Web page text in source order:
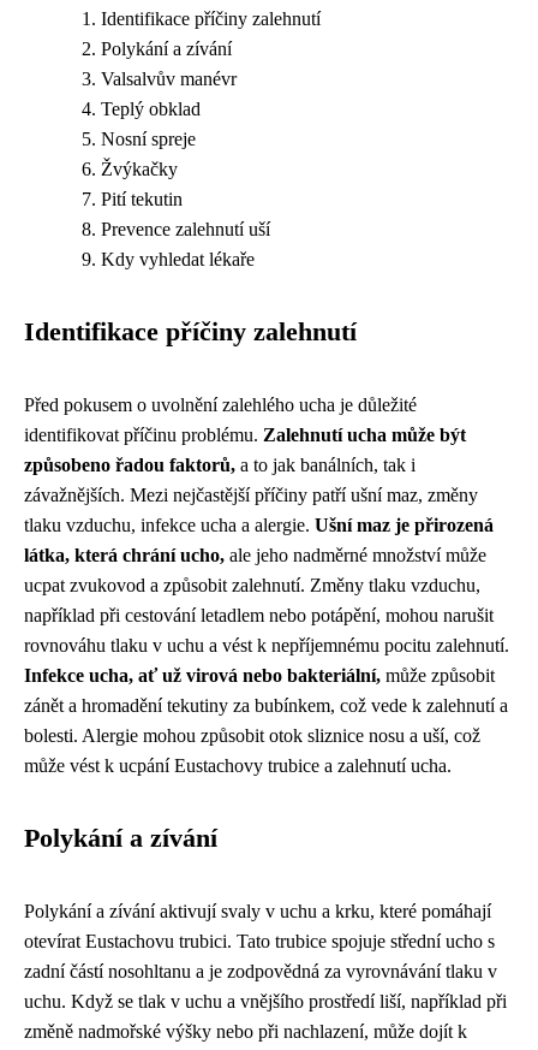
Identifikace příčiny zalehnutí
Polykání a zívání
Valsalvův manévr
Teplý obklad
Nosní spreje
Žvýkačky
Pití tekutin
Prevence zalehnutí uší
Kdy vyhledat lékaře
Identifikace příčiny zalehnutí
Před pokusem o uvolnění zalehlého ucha je důležité
identifikovat příčinu problému. Zalehnutí ucha může být
způsobeno řadou faktorů, a to jak banálních, tak i
závažnějších. Mezi nejčastější příčiny patří ušní maz, změny
tlaku vzduchu, infekce ucha a alergie. Ušní maz je přirozená
látka, která chrání ucho, ale jeho nadměrné množství může
ucpat zvukovod a způsobit zalehnutí. Změny tlaku vzduchu,
například při cestování letadlem nebo potápění, mohou narušit
rovnováhu tlaku v uchu a vést k nepříjemnému pocitu zalehnutí.
Infekce ucha, ať už virová nebo bakteriální, může způsobit
zánět a hromadění tekutiny za bubínkem, což vede k zalehnutí a
bolesti. Alergie mohou způsobit otok sliznice nosu a uší, což
může vést k ucpání Eustachovy trubice a zalehnutí ucha.
Polykání a zívání
Polykání a zívání aktivují svaly v uchu a krku, které pomáhají
otevírat Eustachovu trubici. Tato trubice spojuje střední ucho s
zadní částí nosohltanu a je zodpovědná za vyrovnávání tlaku v
uchu. Když se tlak v uchu a vnějšího prostředí liší, například při
změně nadmořské výšky nebo při nachlazení, může dojít k